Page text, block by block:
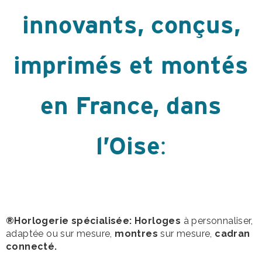
innovants, conçus,
imprimés et montés
en France, dans
l’Oise:
®Horlogerie spécialisée: Horloges à personnaliser,
adaptée ou sur mesure, montressur mesure, cadran
connecté.